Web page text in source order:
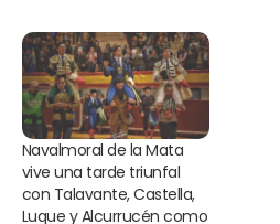
Navalmoral de la Mata
vive una tarde triunfal
con Talavante, Castella,
Luque y Alcurrucén como